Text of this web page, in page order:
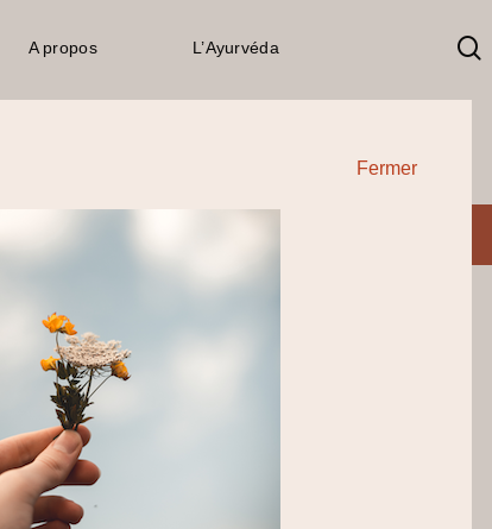
A propos L’Ayurvéda
Fermer